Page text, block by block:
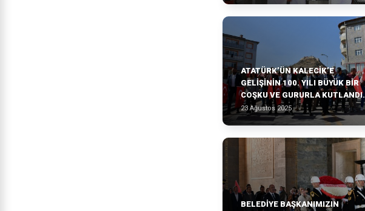
ATATÜRK’ÜN KALECIK’E
GELIŞININ 100. YILI BÜYÜK BIR
COŞKU VE GURURLA KUTLANDI.
23 Ağustos 2025
BELEDİYE BAŞKANIMIZIN